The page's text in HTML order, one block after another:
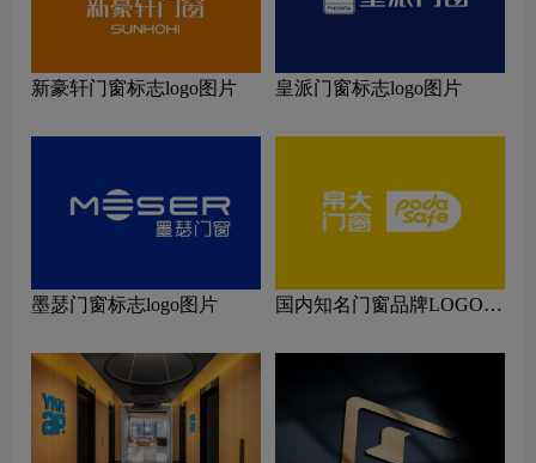
新豪轩门窗标志logo图片 皇派门窗标志logo图片
墨瑟门窗标志logo图片
国内知名门窗品牌LOGO设